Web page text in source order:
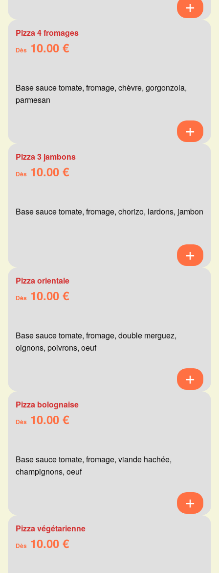
Pizza 4 fromages
Dès 10.00 €
Base sauce tomate, fromage, chèvre, gorgonzola,
parmesan
Pizza 3 jambons
Dès 10.00 €
Base sauce tomate, fromage, chorizo, lardons, jambon
Pizza orientale
Dès 10.00 €
Base sauce tomate, fromage, double merguez,
oignons, poivrons, oeuf
Pizza bolognaise
Dès 10.00 €
Base sauce tomate, fromage, viande hachée,
champignons, oeuf
Pizza végétarienne
Dès 10.00 €